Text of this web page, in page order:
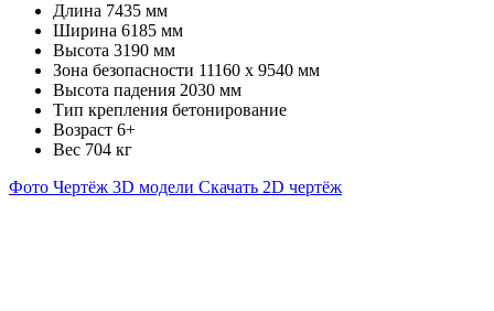
Длина 7435 мм
Ширина 6185 мм
Высота 3190 мм
Зона безопасности 11160 х 9540 мм
Высота падения 2030 мм
Тип крепления бетонирование
Возраст 6+
Вес 704 кг
Фото Чертёж 3D модели Скачать 2D чертёж